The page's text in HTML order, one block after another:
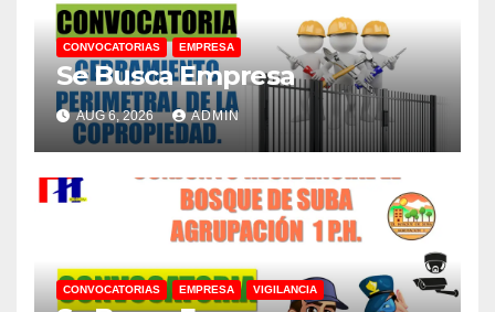
CONVOCATORIAS EMPRESA
Se Busca Empresa
AUG 6, 2026 ADMIN
CONVOCATORIAS EMPRESA VIGILANCIA